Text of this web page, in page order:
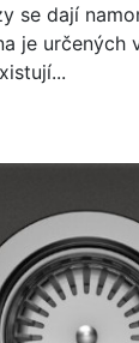
se dají
je určených